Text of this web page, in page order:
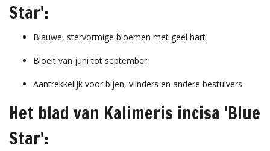
Star':
Blauwe, stervormige bloemen met geel hart
Bloeit van juni tot september
Aantrekkelijk voor bijen, vlinders en andere bestuivers
Het blad van Kalimeris incisa 'Blue
Star':